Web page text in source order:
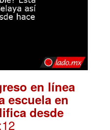
en línea
escuela en
desde